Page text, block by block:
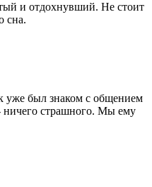
и отдохнувший. Не стоит
сна.
уже был знаком с общением
ничего страшного. Мы ему